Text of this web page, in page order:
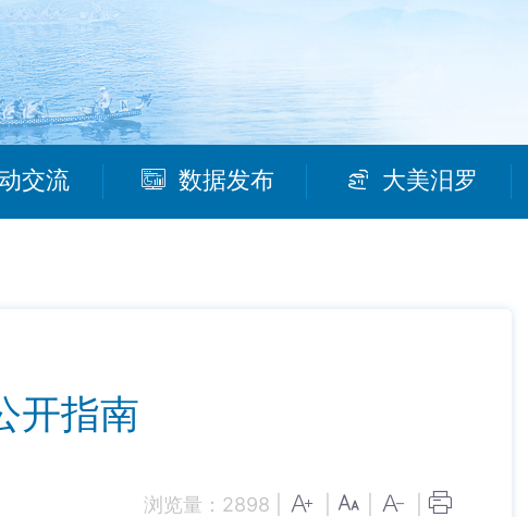
交流 数据发布 大美汨罗
开指南
浏览量： 2898